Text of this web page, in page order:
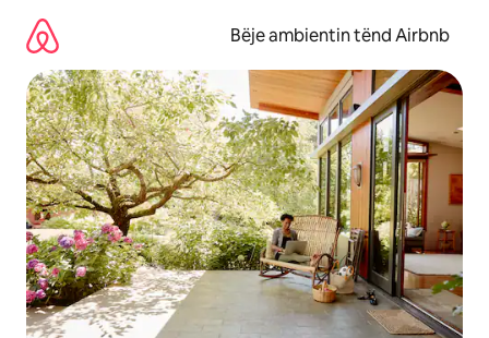
përmbajtja
Bëje ambientin tënd Airbnb